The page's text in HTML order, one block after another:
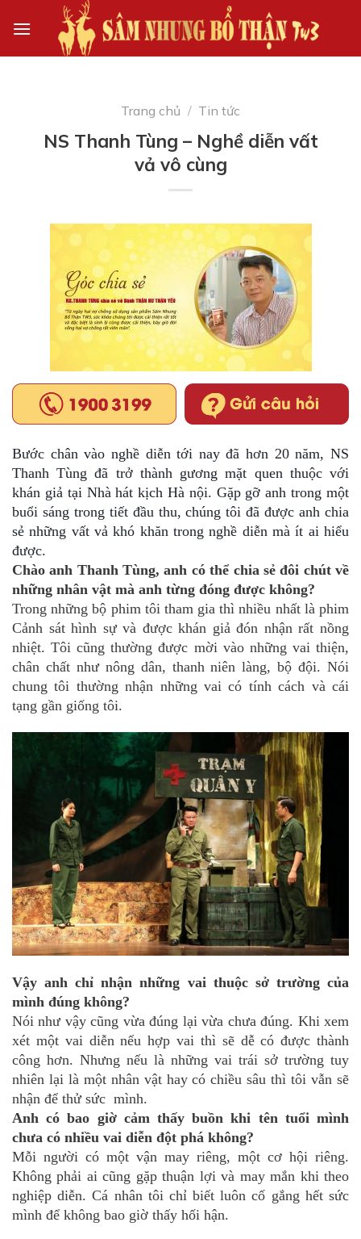
Trang chủ / Tin tức
NS Thanh Tùng – Nghề diễn vất
vả vô cùng
Bước chân vào nghề diễn tới nay đã hơn 20 năm, NS
Thanh Tùng đã trở thành gương mặt quen thuộc với
khán giả tại Nhà hát kịch Hà nội. Gặp gỡ anh trong một
buổi sáng trong tiết đầu thu, chúng tôi đã được anh chia
sẻ những vất vả khó khăn trong nghề diễn mà ít ai hiểu
được.
Chào anh Thanh Tùng, anh có thể chia sẻ đôi chút về
những nhân vật mà anh từng đóng được không?
Trong những bộ phim tôi tham gia thì nhiều nhất là phim
Cảnh sát hình sự và được khán giả đón nhận rất nồng
nhiệt. Tôi cũng thường được mời vào những vai thiện,
chân chất như nông dân, thanh niên làng, bộ đội. Nói
chung tôi thường nhận những vai có tính cách và cái
tạng gần giống tôi.
Vậy anh chỉ nhận những vai thuộc sở trường của
mình đúng không?
Nói như vậy cũng vừa đúng lại vừa chưa đúng. Khi xem
xét một vai diễn nếu hợp vai thì sẽ dễ có được thành
công hơn. Nhưng nếu là những vai trái sở trường tuy
nhiên lại là một nhân vật hay có chiều sâu thì tôi vẫn sẽ
nhận để thử sức mình.
Anh có bao giờ cảm thấy buồn khi tên tuổi mình
chưa có nhiều vai diễn đột phá không?
Mỗi người có một vận may riêng, một cơ hội riêng.
Không phải ai cũng gặp thuận lợi và may mắn khi theo
nghiệp diễn. Cá nhân tôi chỉ biết luôn cố gắng hết sức
mình để không bao giờ thấy hối hận.